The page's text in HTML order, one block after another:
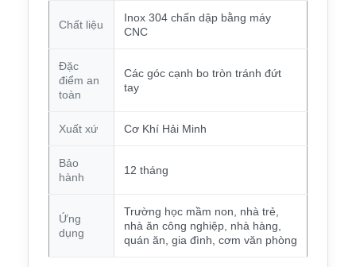
Chất liệu
Inox 304 chấn dập bằng máy
CNC
Đặc
điểm an
toàn
Các góc cạnh bo tròn tránh đứt
tay
Xuất xứ Cơ Khí Hải Minh
Bảo
hành
12 tháng
Ứng
dụng
Trường học mầm non, nhà trẻ,
nhà ăn công nghiệp, nhà hàng,
quán ăn, gia đình, cơm văn phòng